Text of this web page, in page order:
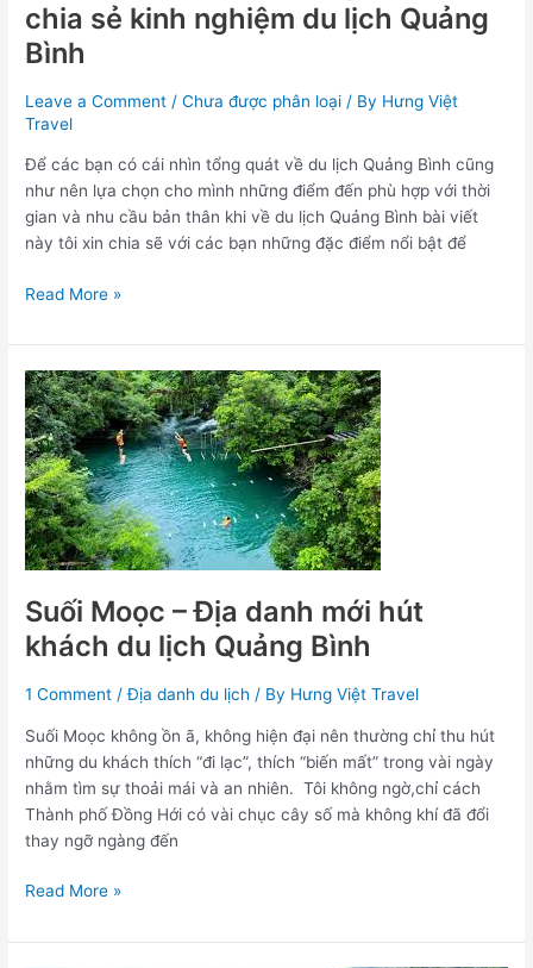
chia sẻ kinh nghiệm du lịch Quảng
Bình
Leave a Comment /Chưa được phân loại / By Hưng Việt
Travel
Để các bạn có cái nhìn tổng quát về du lịch Quảng Bình cũng
như nên lựa chọn cho mình những điểm đến phù hợp với thời
gian và nhu cầu bản thân khi về du lịch Quảng Bình bài viết
này tôi xin chia sẽ với các bạn những đặc điểm nổi bật để
lịch
Quảng
Read More »
Suối Moọc – Địa danh mới hút
khách du lịch Quảng Bình
1 Comment /Địa danh du lịch / By Hưng Việt Travel
Suối Moọc không ồn ã, không hiện đại nên thường chỉ thu hút
những du khách thích “đi lạc”, thích “biến mất” trong vài ngày
nhằm tìm sự thoải mái và an nhiên. Tôi không ngờ,chỉ cách
Thành phố Đồng Hới có vài chục cây số mà không khí đã đổi
thay ngỡ ngàng đến
Suối
Moọc
–
Địa
danh
mới
hút
khách
lịch
Quảng
Read More »